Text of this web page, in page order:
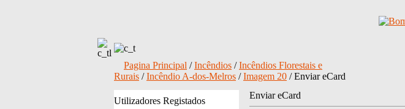
Pagina Principal /Incêndios /Incêndios Florestais e
Rurais /Incêndio A-dos-Melros /Imagem 20 / Enviar eCard
Utilizadores Registados
Enviar eCard